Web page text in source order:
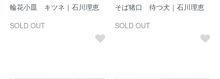
輪花小皿 キツネ｜石川理恵
SOLD OUT
そば猪口 待つ犬｜石川理恵
SOLD OUT